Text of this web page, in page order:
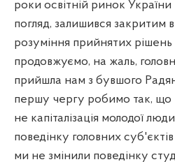
роки освітній ринок України
погляд, залишився закритим
розуміння прийнятих рішень
продовжуємо, на жаль,
прийшла нам з бувшого
першу чергу робимо так, що
не капіталізація молодої
поведінку головних
ми не змінили поведінку